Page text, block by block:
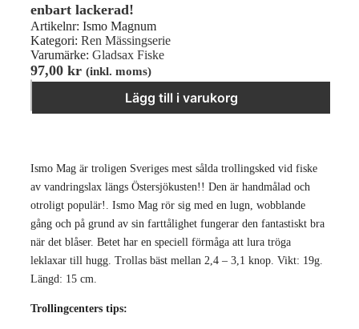
enbart lackerad!
97,00 kr (inkl. moms)
Ismo Mag M106. Ren mässing. Baksidan är enbart lackerad!
Lägg till i varukorg
Artikelnr: Ismo Magnum
Kategori: Ren Mässingserie
Varumärke: Gladsax Fiske
Ismo Mag är troligen Sveriges mest sålda trollingsked vid fiske
av vandringslax längs Östersjökusten!! Den är handmålad och
otroligt populär!. Ismo Mag rör sig med en lugn, wobblande
gång och på grund av sin farttålighet fungerar den fantastiskt bra
när det blåser. Betet har en speciell förmåga att lura tröga
leklaxar till hugg. Trollas bäst mellan 2,4 – 3,1 knop. Vikt: 19g.
Längd: 15 cm.
Trollingcenters tips: